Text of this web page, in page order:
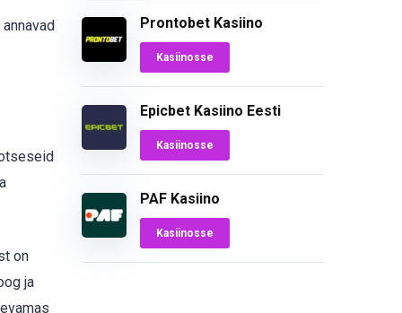
on
ja
Prontobet Kasiino
Kasiinosse
Epicbet Kasiino Eesti
Kasiinosse
PAF Kasiino
Kasiinosse